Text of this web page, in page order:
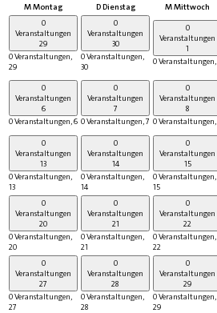
MMontag DDienstag MMittwoch
0
Veranstaltungen
29
0 Veranstaltungen,
29
0
Veranstaltungen
30
0 Veranstaltungen,
30
0
Veranstaltungen
1
0 Veranstaltungen,
0
Veranstaltungen
6
0 Veranstaltungen,6
0
Veranstaltungen
7
0 Veranstaltungen,7
0
Veranstaltungen
8
0 Veranstaltungen,
0
Veranstaltungen
13
0 Veranstaltungen,
13
0
Veranstaltungen
14
0 Veranstaltungen,
14
0
Veranstaltungen
15
0 Veranstaltungen,
15
0
Veranstaltungen
20
0 Veranstaltungen,
20
0
Veranstaltungen
21
0 Veranstaltungen,
21
0
Veranstaltungen
22
0 Veranstaltungen,
22
0
Veranstaltungen
27
0 Veranstaltungen,
27
0
Veranstaltungen
28
0 Veranstaltungen,
28
0
Veranstaltungen
29
0 Veranstaltungen,
29